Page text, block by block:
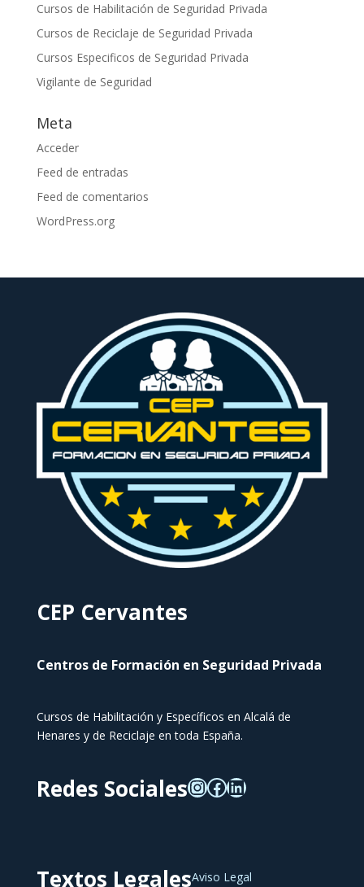
Cursos de Habilitación de Seguridad Privada
Cursos de Reciclaje de Seguridad Privada
Cursos Especificos de Seguridad Privada
Vigilante de Seguridad
Meta
Acceder
Feed de entradas
Feed de comentarios
WordPress.org
CEP Cervantes
Centros de Formación en Seguridad Privada
Cursos de Habilitación y Específicos en Alcalá de
Henares y de Reciclaje en toda España.
Redes Sociales
Textos LegalesAviso Legal